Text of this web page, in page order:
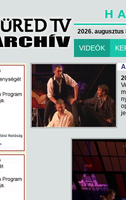
2026. augusztus
VIDEÓK